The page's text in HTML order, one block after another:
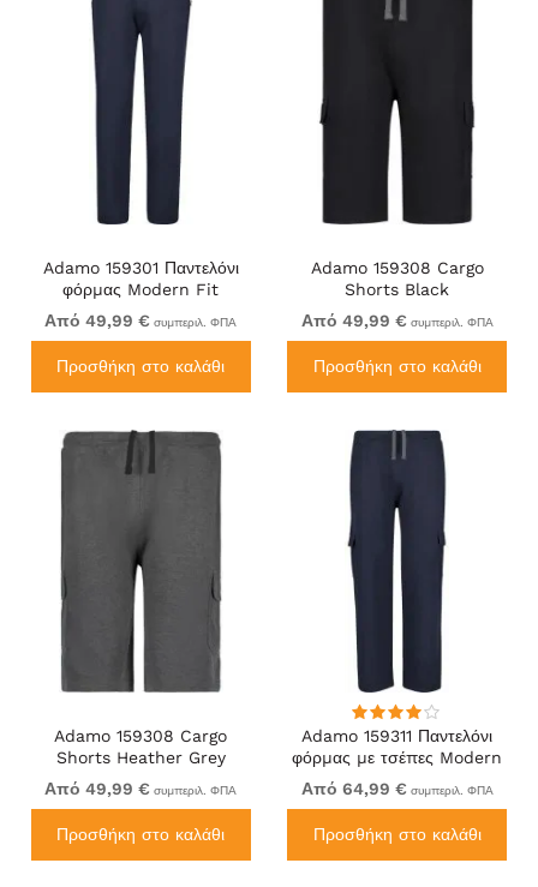
Adamo 159301 Παντελόνι
φόρμας Modern Fit
Σκούρο μπλε
Από 49,99 € συμπεριλ. ΦΠΑ
Προσθήκη στο καλάθι
Adamo 159308 Cargo
Shorts Black
Από 49,99 € συμπεριλ. ΦΠΑ
Προσθήκη στο καλάθι
Adamo 159308 Cargo
Shorts Heather Grey
Από 49,99 € συμπεριλ. ΦΠΑ
Προσθήκη στο καλάθι
Adamo 159311 Παντελόνι
φόρμας με τσέπες Modern
Fit Σκούρο μπλε
Από 64,99 € συμπεριλ. ΦΠΑ
Προσθήκη στο καλάθι